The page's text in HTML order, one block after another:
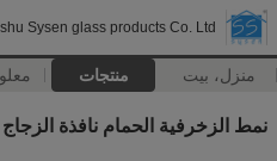
Sysen glass products Co. Ltd.
منزل، بيت منتجات
نمط الزخرفية الحمام نافذة